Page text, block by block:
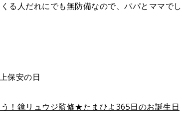
る人だれにでも無防備なので、パパとママでし
保安の日
！鏡リュウジ監修★たまひよ365日のお誕生日